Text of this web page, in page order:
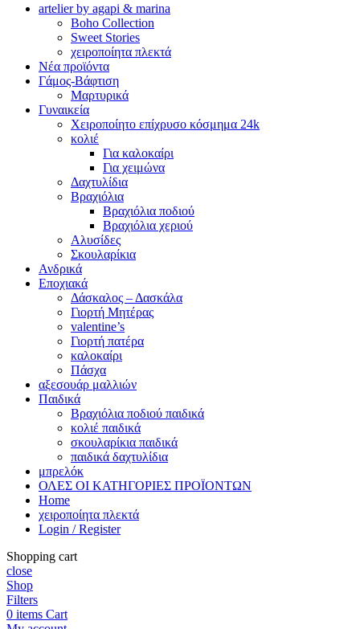
artelier by agapi & marina
Boho Collection
Sweet Stories
χειροποίητα πλεκτά
Νέα προϊόντα
Γάμος-Βάφτιση
Μαρτυρικά
Γυναικεία
Χειροποίητο επίχρυσο κόσμημα 24k
κολιέ
Για καλοκαίρι
Για χειμώνα
Δαχτυλίδια
Βραχιόλια
Βραχιόλια ποδιού
Βραχιόλια χεριού
Αλυσίδες
Σκουλαρίκια
Ανδρικά
Εποχιακά
Δάσκαλος – Δασκάλα
Γιορτή Μητέρας
valentine’s
Γιορτή πατέρα
καλοκαίρι
Πάσχα
αξεσουάρ μαλλιών
Παιδικά
Βραχιόλια ποδιού παιδικά
κολιέ παιδικά
σκουλαρίκια παιδικά
παιδικά δαχτυλίδια
μπρελόκ
ΟΛΕΣ ΟΙ ΚΑΤΗΓΟΡΙΕΣ ΠΡΟΪΟΝΤΩΝ
Home
χειροποίητα πλεκτά
Login / Register
Shopping cart
close
Shop
Filters
0 items Cart